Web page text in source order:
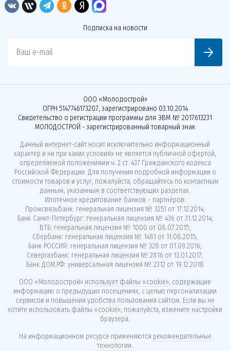
Подписка на новости
Ваш e-mail
ООО «Молодострой»
ОГРН 5147746173207, зарегистрировано 03.10.2014
Свидетельство о регистрации программы для ЭВМ № 2017613231
МОЛОДОСТРОЙ - зарегистрированный товарный знак
Данный интернет-сайт носит исключительно информационный
характер и ни при каких условиях не является публичной офертой,
определяемой положениями ч. 2 ст. 437 Гражданского кодекса
Российской Федерации. Для получения подробной информации о
стоимости товаров и услуг, пожалуйста, обращайтесь по контактным
данным, указанным в соответствующих разделах.
Ипотечное кредитование банков - партнёров:
Промсвязьбанк: генеральная лицензия № 3251 от 17.12.2014;
Банк Санкт-Петербург: генеральная лицензия № 436 от 31.12.2014;
ВТБ: генеральная лицензия № 1000 от 08.07.2015;
Сбербанк: генеральная лицензия № 1481 от 11.08.2015;
Банк РОССИЯ: генеральная лицензия № 328 от 01.09.2016;
Севергазбанк: генеральная лицензия № 2816 от 13.01.2017;
Банк ДОМ.РФ: универсальная лицензия № 2312 от 19.12.2018
ООО «Молодострой» использует файлы «cookie», содержащие
информацию о предыдущих посещениях, с целью персонализации
сервисов и повышения удобства пользования сайтом. Если вы не
хотите использовать файлы «cookie», пожалуйста, измените настройки
браузера.
На информационном ресурсе применяются рекомендательные
технологии.